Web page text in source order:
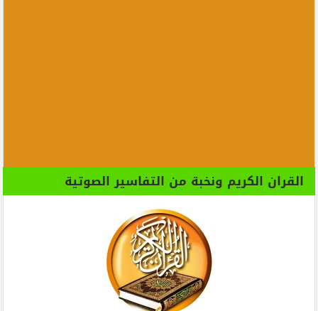
القران الكريم ونخبة من التفاسير الصوتية